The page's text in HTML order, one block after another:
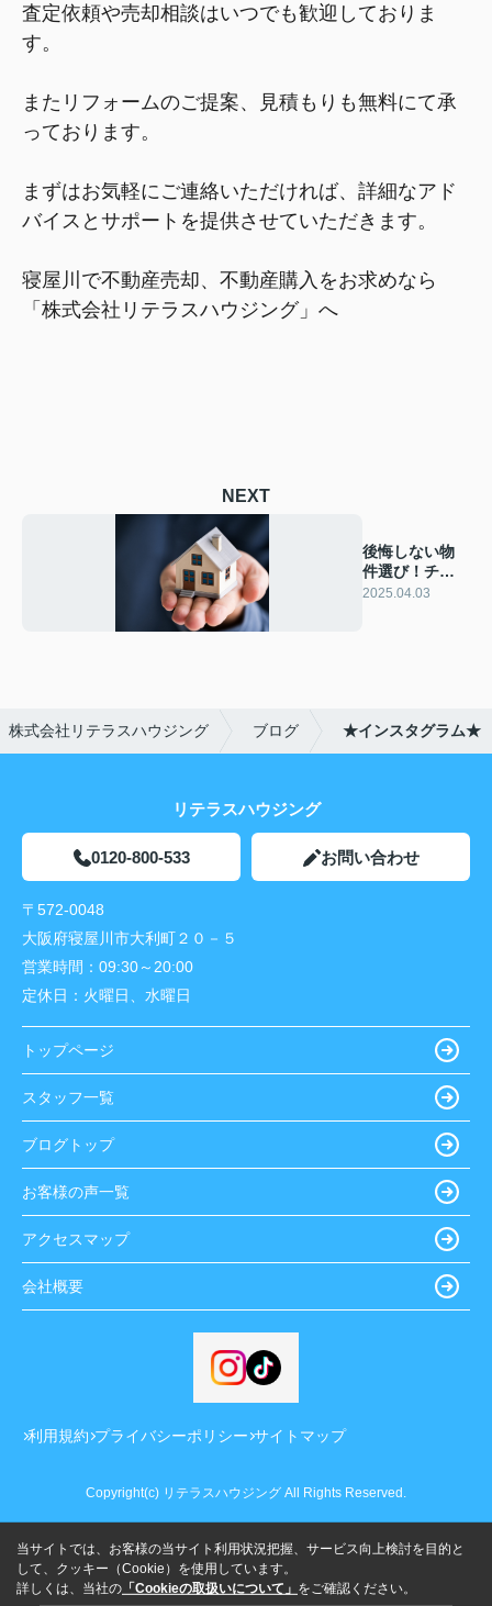
査定依頼や売却相談はいつでも歓迎しておりま
す。
また リフォームのご提案、見積もりも無料にて承
っております。
まずはお気軽にご連絡いただければ、詳細なアド
バイスとサポートを提供させていただきます。
寝屋川で不動産売却、不動産購入をお求めなら
「株式会社リテラスハウジング」へ
NEXT
後悔しない物
件選び！チェ
ックすべきポ
2025.04.03
株式会社リテラスハウジング ブログ ★インスタグラム★
リテラスハウジング
0120-800-533 お問い合わせ
〒572-0048
大阪府寝屋川市大利町２０－５
営業時間： 09:30～20:00
定休日： 火曜日、水曜日
トップページ
スタッフ一覧
ブログトップ
お客様の声一覧
アクセスマップ
会社概要
利用規約 プライバシーポリシー サイトマップ
Copyright(c) リテラスハウジング All Rights Reserved.
当サイトでは、お客様の当サイト利用状況把握、サービス向上検討を目的と
して、クッキー（Cookie）を使用しています。
詳しくは、当社の 「Cookieの取扱いについて」 をご確認ください。